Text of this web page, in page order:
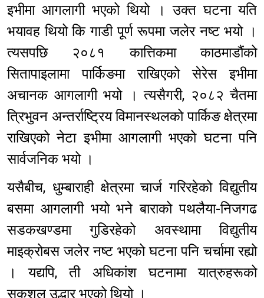
इभीमा आगलागी भएको थियो । उक्त घटना यति
भयावह थियो कि गाडी पूर्ण रूपमा जलेर नष्ट भयो ।
त्यसपछि २०८१ कात्तिकमा काठमाडौंको
सितापाइलामा पार्किङमा राखिएको सेरेस इभीमा
अचानक आगलागी भयो । त्यसैगरी, २०८२ चैतमा
त्रिभुवन अन्तर्राष्ट्रिय विमानस्थलको पार्किङ क्षेत्रमा
राखिएको नेटा इभीमा आगलागी भएको घटना पनि
सार्वजनिक भयो ।
यसैबीच, धुम्बाराही क्षेत्रमा चार्ज गरिरहेको विद्युतीय
बसमा आगलागी भयो भने बाराको पथलैया-निजगढ
सडकखण्डमा गुडिरहेको अवस्थामा विद्युतीय
माइक्रोबस जलेर नष्ट भएको घटना पनि चर्चामा रह्यो
। यद्यपि, ती अधिकांश घटनामा यात्रुहरूको
सकुशल उद्धार भएको थियो ।